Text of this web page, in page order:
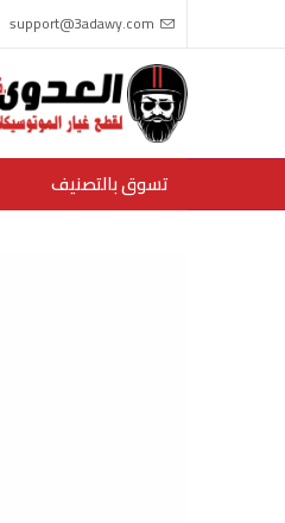
support@3adawy.com
تسوق بالتصنيف